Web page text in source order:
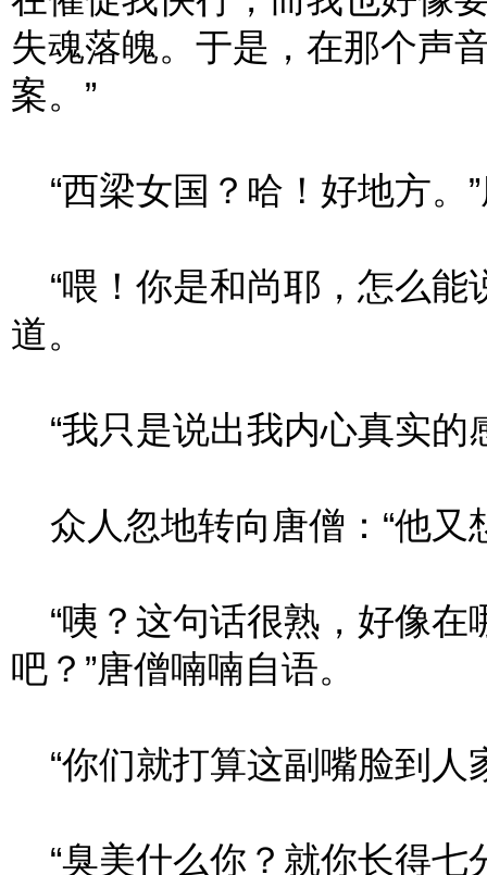
失魂落魄。于是，在那个声
案。”
“西梁女国？哈！好地方。
“喂！你是和尚耶，怎么能
道。
“我只是说出我内心真实的
众人忽地转向唐僧：“他又
“咦？这句话很熟，好像在
吧？”唐僧喃喃自语。
“你们就打算这副嘴脸到人
“臭美什么你？就你长得七